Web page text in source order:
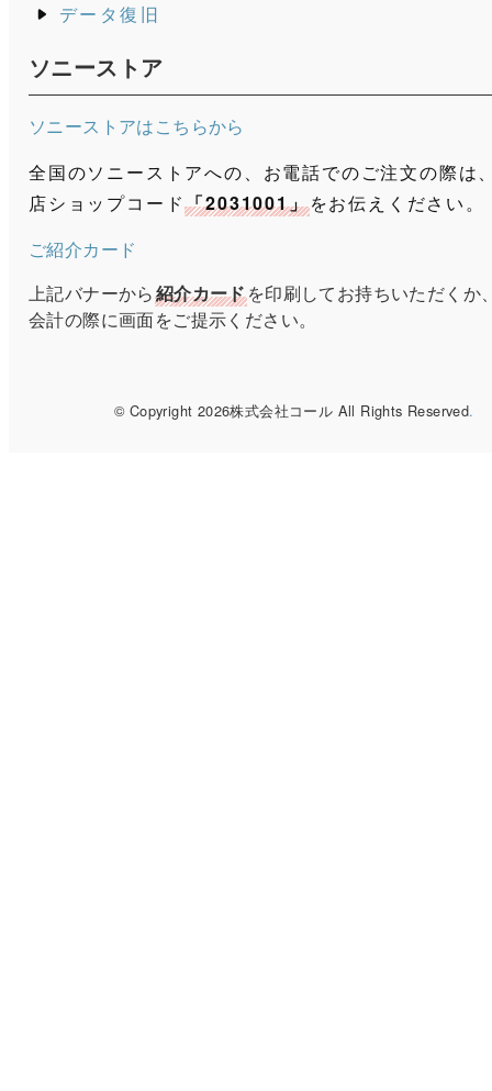
データ復旧
ソニーストア
ソニーストアはこちらから
全国のソニーストアへの、お電話でのご注文の際は
店ショップコード「2031001」をお伝えください。
ご紹介カード
上記バナーから紹介カードを印刷してお持ちいただくか
会計の際に画面をご提示ください。
© Copyright 2026株式会社コール All Rights Reserved.